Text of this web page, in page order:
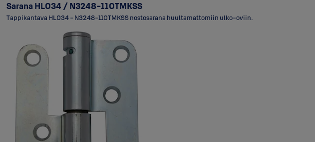
Sarana HL034 / N3248-110TMKSS
Tappikantava HL034 - N3248-110TMKSS nostosarana huultamattomiin ulko-oviin.